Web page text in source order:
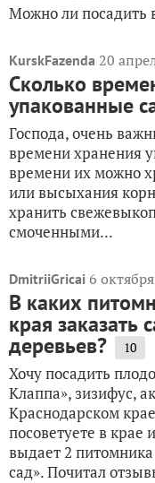
Можно ли посадить
KurskFazenda 20
Сколько
упакованные
Господа, очень
времени хранения
времени их можно
или высыхания
хранить
смоченными...
DmitriiGricai 6
В каких
края
деревьев? 10
Хочу посадить
Клаппа», зизифус,
Краснодарском
посоветуете в крае
выдает 2
сад». Почитал